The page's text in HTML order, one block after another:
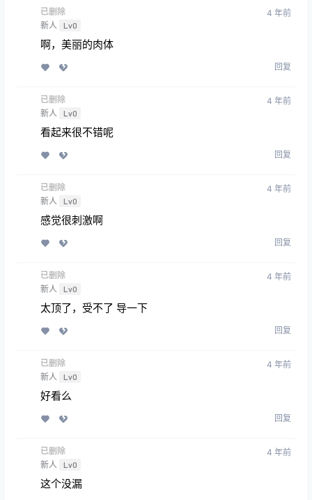
已删除
新人 Lv0
4 年前
啊，美丽的肉体
回复
已删除
新人 Lv0
4 年前
看起来很不错呢
回复
已删除
新人 Lv0
4 年前
感觉很刺激啊
回复
已删除
新人 Lv0
4 年前
太顶了，受不了 导一下
回复
已删除
新人 Lv0
4 年前
好看么
回复
已删除
新人 Lv0
4 年前
这个没漏